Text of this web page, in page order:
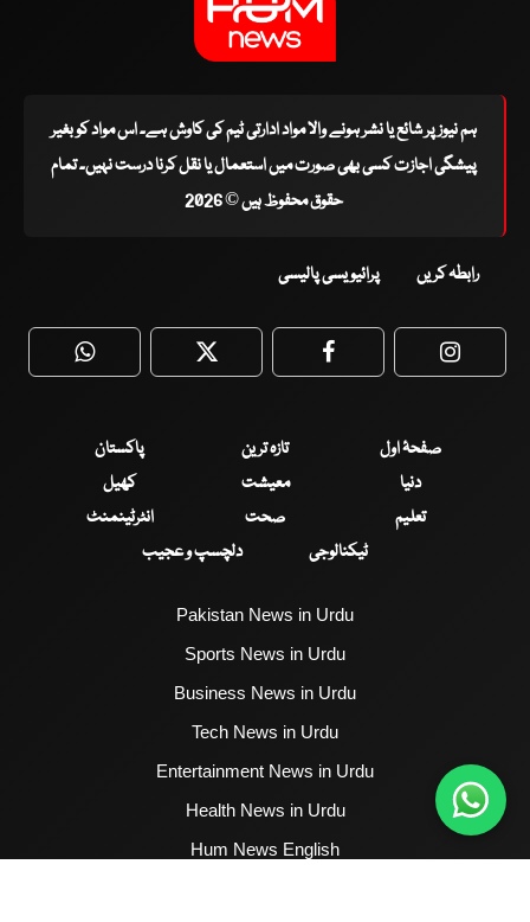
ہم نیوز پر شائع یا نشر ہونے والا مواد ادارتی ٹیم کی کاوش ہے۔ اس مواد کو بغیر
پیشگی اجازت کسی بھی صورت میں استعمال یا نقل کرنا درست نہیں۔ تمام
حقوق محفوظ ہیں © 2026
رابطہ کریں پرائیویسی پالیسی
WhatsApp Twitter Facebook
صفحۂ اول تازہ ترین
پاکستان
دنیا
معیشت
کھیل
تعلیم
صحت
انٹرٹینمنٹ
ٹیکنالوجی
دلچسپ و عجیب
Pakistan News in Urdu
Sports News in Urdu
Business News in Urdu
Tech News in Urdu
Entertainment News in Urdu
Health News in Urdu
Hum News English